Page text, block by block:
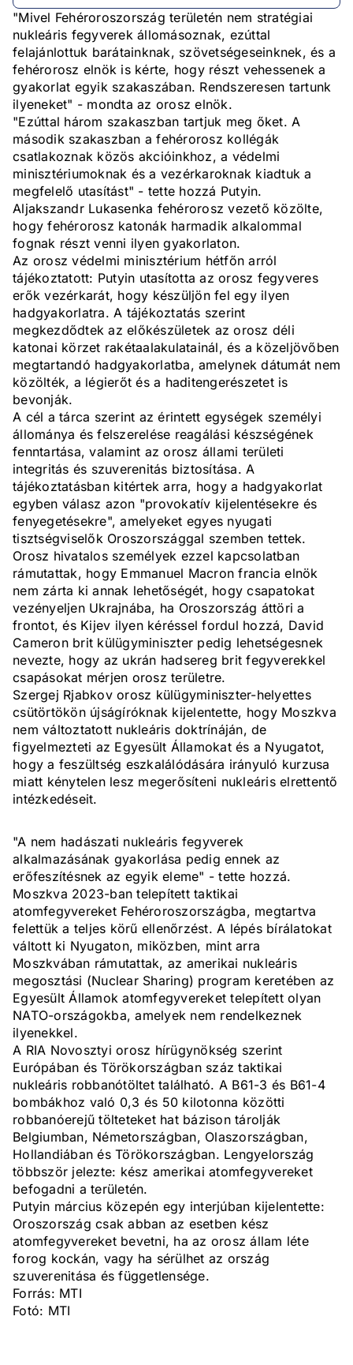
"Mivel Fehéroroszország területén nem stratégiai
nukleáris fegyverek állomásoznak, ezúttal
felajánlottuk barátainknak, szövetségeseinknek, és a
fehérorosz elnök is kérte, hogy részt vehessenek a
gyakorlat egyik szakaszában. Rendszeresen tartunk
ilyeneket" - mondta az orosz elnök.
"Ezúttal három szakaszban tartjuk meg őket. A
második szakaszban a fehérorosz kollégák
csatlakoznak közös akcióinkhoz, a védelmi
minisztériumoknak és a vezérkaroknak kiadtuk a
megfelelő utasítást" - tette hozzá Putyin.
Aljakszandr Lukasenka fehérorosz vezető közölte,
hogy fehérorosz katonák harmadik alkalommal
fognak részt venni ilyen gyakorlaton.
Az orosz védelmi minisztérium hétfőn arról
tájékoztatott: Putyin utasította az orosz fegyveres
erők vezérkarát, hogy készüljön fel egy ilyen
hadgyakorlatra. A tájékoztatás szerint
megkezdődtek az előkészületek az orosz déli
katonai körzet rakétaalakulatainál, és a közeljövőben
megtartandó hadgyakorlatba, amelynek dátumát nem
közölték, a légierőt és a haditengerészetet is
bevonják.
A cél a tárca szerint az érintett egységek személyi
állománya és felszerelése reagálási készségének
fenntartása, valamint az orosz állami területi
integritás és szuverenitás biztosítása. A
tájékoztatásban kitértek arra, hogy a hadgyakorlat
egyben válasz azon "provokatív kijelentésekre és
fenyegetésekre", amelyeket egyes nyugati
tisztségviselők Oroszországgal szemben tettek.
Orosz hivatalos személyek ezzel kapcsolatban
rámutattak, hogy Emmanuel Macron francia elnök
nem zárta ki annak lehetőségét, hogy csapatokat
vezényeljen Ukrajnába, ha Oroszország áttöri a
frontot, és Kijev ilyen kéréssel fordul hozzá, David
Cameron brit külügyminiszter pedig lehetségesnek
nevezte, hogy az ukrán hadsereg brit fegyverekkel
csapásokat mérjen orosz területre.
Szergej Rjabkov orosz külügyminiszter-helyettes
csütörtökön újságíróknak kijelentette, hogy Moszkva
nem változtatott nukleáris doktrínáján, de
figyelmezteti az Egyesült Államokat és a Nyugatot,
hogy a feszültség eszkalálódására irányuló kurzusa
miatt kénytelen lesz megerősíteni nukleáris elrettentő
intézkedéseit.
"A nem hadászati nukleáris fegyverek
alkalmazásának gyakorlása pedig ennek az
erőfeszítésnek az egyik eleme" - tette hozzá.
Moszkva 2023-ban telepített taktikai
atomfegyvereket Fehéroroszországba, megtartva
felettük a teljes körű ellenőrzést. A lépés bírálatokat
váltott ki Nyugaton, miközben, mint arra
Moszkvában rámutattak, az amerikai nukleáris
megosztási (Nuclear Sharing) program keretében az
Egyesült Államok atomfegyvereket telepített olyan
NATO-országokba, amelyek nem rendelkeznek
ilyenekkel.
A RIA Novosztyi orosz hírügynökség szerint
Európában és Törökországban száz taktikai
nukleáris robbanótöltet található. A B61-3 és B61-4
bombákhoz való 0,3 és 50 kilotonna közötti
robbanóerejű tölteteket hat bázison tárolják
Belgiumban, Németországban, Olaszországban,
Hollandiában és Törökországban. Lengyelország
többször jelezte: kész amerikai atomfegyvereket
befogadni a területén.
Putyin március közepén egy interjúban kijelentette:
Oroszország csak abban az esetben kész
atomfegyvereket bevetni, ha az orosz állam léte
forog kockán, vagy ha sérülhet az ország
szuverenitása és függetlensége.
Forrás: MTI
Fotó: MTI